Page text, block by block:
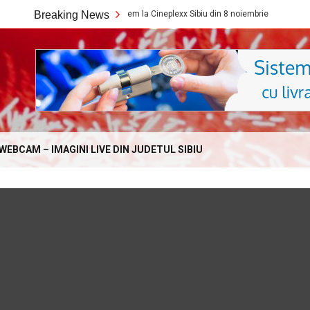
Breaking News
Ce filme noi vedem la Cineplexx Sibiu din 8 noiembrie Ce
– IMAGINI LIVE DIN JUDETUL SIBIU